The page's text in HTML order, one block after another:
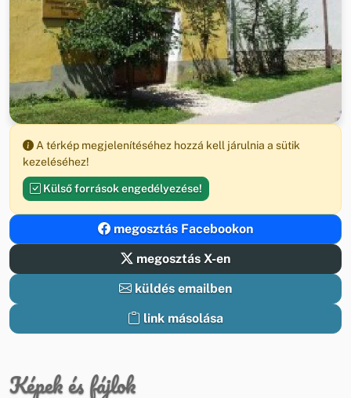
A térkép megjelenítéséhez hozzá kell járulnia a sütik
kezeléséhez!
Külső források engedélyezése!
megosztás Facebookon
megosztás X-en
küldés emailben
link másolása
Képek és fájlok